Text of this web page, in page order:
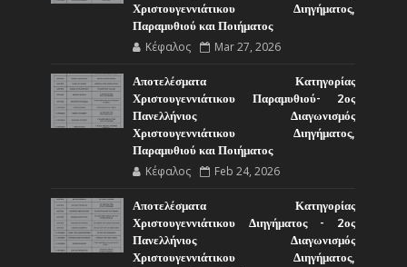
Χριστουγεννιάτικου Διηγήματος,
Παραμυθιού και Ποιήματος
Κέφαλος Mar 27, 2026
Αποτελέσματα Κατηγορίας
Χριστουγεννιάτικου Παραμυθιού- 2ος
Πανελλήνιος Διαγωνισμός
Χριστουγεννιάτικου Διηγήματος,
Παραμυθιού και Ποιήματος
Κέφαλος Feb 24, 2026
Αποτελέσματα Κατηγορίας
Χριστουγεννιάτικου Διηγήματος - 2ος
Πανελλήνιος Διαγωνισμός
Χριστουγεννιάτικου Διηγήματος,